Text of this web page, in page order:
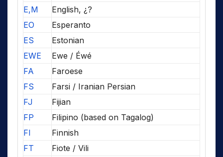
E,M
English, ¿?
EO
Esperanto
ES
Estonian
EWE
Ewe / Éwé
FA
Faroese
FS
Farsi / Iranian Persian
FJ
Fijian
FP
Filipino (based on Tagalog)
FI
Finnish
FT
Fiote / Vili